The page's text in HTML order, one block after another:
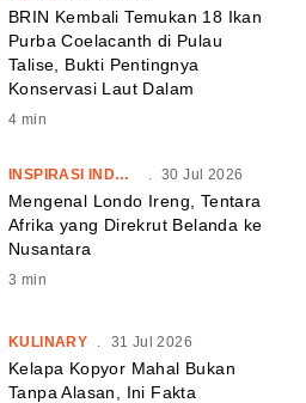
BRIN Kembali Temukan 18 Ikan
Purba Coelacanth di Pulau
Talise, Bukti Pentingnya
Konservasi Laut Dalam
4 min
INSPIRASI INDONESIA 30 Jul 2026
Mengenal Londo Ireng, Tentara
Afrika yang Direkrut Belanda ke
Nusantara
3 min
KULINARY . 31 Jul 2026
Kelapa Kopyor Mahal Bukan
Tanpa Alasan, Ini Fakta